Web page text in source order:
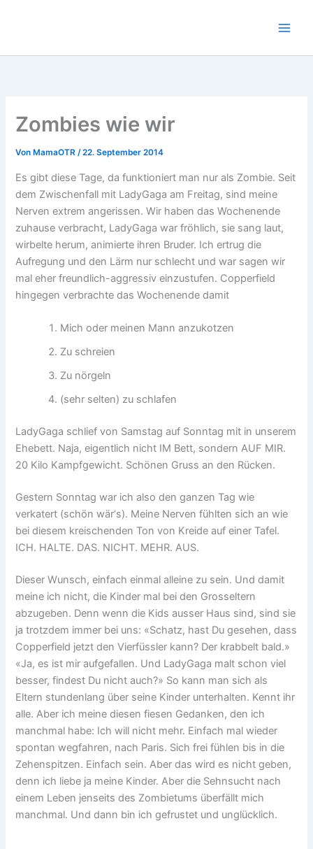
Zombies wie wir
Von MamaOTR/22. September 2014
Es gibt diese Tage, da funktioniert man nur als Zombie. Seit
dem Zwischenfall mit LadyGaga am Freitag, sind meine
Nerven extrem angerissen. Wir haben das Wochenende
zuhause verbracht, LadyGaga war fröhlich, sie sang laut,
wirbelte herum, animierte ihren Bruder. Ich ertrug die
Aufregung und den Lärm nur schlecht und war sagen wir
mal eher freundlich-aggressiv einzustufen. Copperfield
hingegen verbrachte das Wochenende damit
Mich oder meinen Mann anzukotzen
Zu schreien
Zu nörgeln
(sehr selten) zu schlafen
LadyGaga schlief von Samstag auf Sonntag mit in unserem
Ehebett. Naja, eigentlich nicht IM Bett, sondern AUF MIR.
20 Kilo Kampfgewicht. Schönen Gruss an den Rücken.
Gestern Sonntag war ich also den ganzen Tag wie
verkatert (schön wär‘s). Meine Nerven fühlten sich an wie
bei diesem kreischenden Ton von Kreide auf einer Tafel.
ICH. HALTE. DAS. NICHT. MEHR. AUS.
Dieser Wunsch, einfach einmal alleine zu sein. Und damit
meine ich nicht, die Kinder mal bei den Grosseltern
abzugeben. Denn wenn die Kids ausser Haus sind, sind sie
ja trotzdem immer bei uns: «Schatz, hast Du gesehen, dass
Copperfield jetzt den Vierfüssler kann? Der krabbelt bald.»
«Ja, es ist mir aufgefallen. Und LadyGaga malt schon viel
besser, findest Du nicht auch?» So kann man sich als
Eltern stundenlang über seine Kinder unterhalten. Kennt ihr
alle. Aber ich meine diesen fiesen Gedanken, den ich
manchmal habe: Ich will nicht mehr. Einfach mal wieder
spontan wegfahren, nach Paris. Sich frei fühlen bis in die
Zehenspitzen. Einfach sein. Aber das wird es nicht geben,
denn ich liebe ja meine Kinder. Aber die Sehnsucht nach
einem Leben jenseits des Zombietums überfällt mich
manchmal. Und dann bin ich gefrustet und unglücklich.